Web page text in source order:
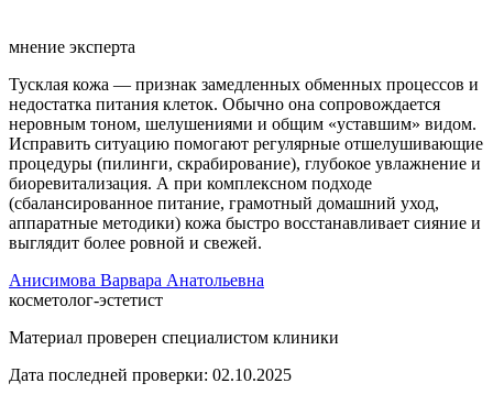
мнение эксперта
Тусклая кожа — признак замедленных обменных процессов и
недостатка питания клеток. Обычно она сопровождается
неровным тоном, шелушениями и общим «уставшим» видом.
Исправить ситуацию помогают регулярные отшелушивающие
процедуры (пилинги, скрабирование), глубокое увлажнение и
биоревитализация. А при комплексном подходе
(сбалансированное питание, грамотный домашний уход,
аппаратные методики) кожа быстро восстанавливает сияние и
выглядит более ровной и свежей.
Анисимова Варвара Анатольевна
косметолог-эстетист
Материал проверен специалистом клиники
Дата последней проверки: 02.10.2025